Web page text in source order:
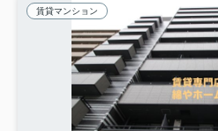
賃貸マンション